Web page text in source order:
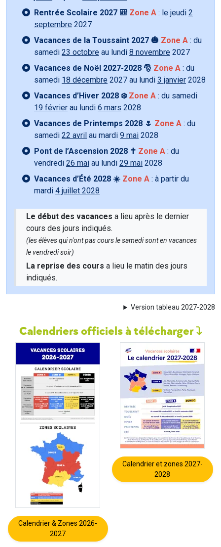
Rentrée Scolaire 2027 🎒 Zone A : le jeudi 2
septembre 2027
Vacances de la Toussaint 2027 🎃 Zone A : du
samedi 23 octobre au lundi 8 novembre 2027
Vacances de Noël 2027-2028 🎅 Zone A : du
samedi 18 décembre 2027 au lundi 3 janvier 2028
Vacances d’Hiver 2028 ❄️ Zone A : du samedi
19 février au lundi 6 mars 2028
Vacances de Printemps 2028 🌷 Zone A : du
samedi 22 avril au mardi 9 mai 2028
Pont de l’Ascension 2028 ✝️ Zone A : du
vendredi 26 mai au lundi 29 mai 2028
Vacances d’Été 2028 ☀️ Zone A : à partir du
mardi 4 juillet 2028
Le début des vacances a lieu après le dernier
cours des jours indiqués.
(les élèves qui n'ont pas cours le samedi sont en vacances
le vendredi soir)
La reprise des cours a lieu le matin des jours
indiqués.
Version tableau 2027-2028
Calendriers officiels à télécharger
Calendrier & Zones 2026-
2027
Calendrier et zones 2027-
2028